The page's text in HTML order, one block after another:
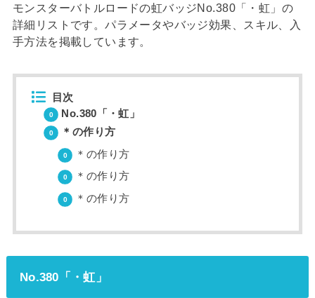
モンスターバトルロードの虹バッジNo.380「・虹」の
詳細リストです。パラメータやバッジ効果、スキル、入
手方法を掲載しています。
目次
No.380「・虹」
＊の作り方
＊の作り方
＊の作り方
＊の作り方
No.380「・虹」